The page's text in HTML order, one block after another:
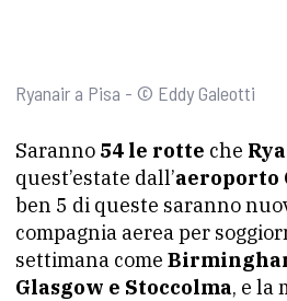
Ryanair a Pisa - © Eddy Galeotti
Saranno 54 le rotte che
quest’estate dall’aeroporto
ben 5 di queste saranno
compagnia aerea per
settimana come
Glasgow e Stoccolma, e la